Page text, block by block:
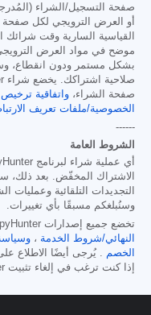
صفحة التسجيل/الشراء
أو العرض الترويجي لكل
القياسية السارية وقت شرائك
موضح في مواد العرض
بشكل مستمر ودون انقطاع،
صفحة الشراء، واتفاقية
الخصوصية/ملفات تعريف
------
الشروط العامة
الاشتراك المخفّض. بعد ذلك،
التجديدات التلقائية وعمليات
وسنُبلغكم مسبقًا بأي تغييرات.
تخضع جميع إصدارات SpyHunter لموافقتك على
النهائي/شروط الخدمة ،
الخصم . يُرجى أيضًا الاطلاع
إذا كنت ترغب في إلغاء تثبيت SpyHunter،